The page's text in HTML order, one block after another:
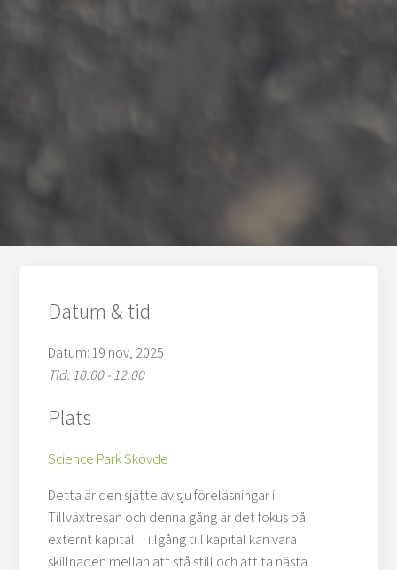
Datum & tid
Datum: 19 nov, 2025
Tid: 10:00 - 12:00
Plats
Science Park Skövde
Detta är den sjätte av sju föreläsningar i
Tillväxtresan och denna gång är det fokus på
externt kapital. Tillgång till kapital kan vara
skillnaden mellan att stå still och att ta nästa